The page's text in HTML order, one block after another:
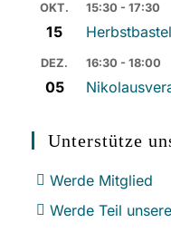
OKT.
15
15:30 - 17:30
DEZ.
05
16:30 - 18:00
Unterstütze
Werde Mitglied
Werde Teil